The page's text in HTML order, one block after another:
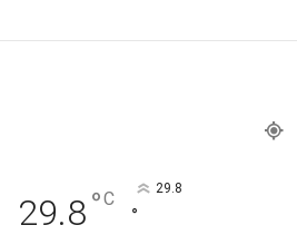
29.8°C 29.8
°